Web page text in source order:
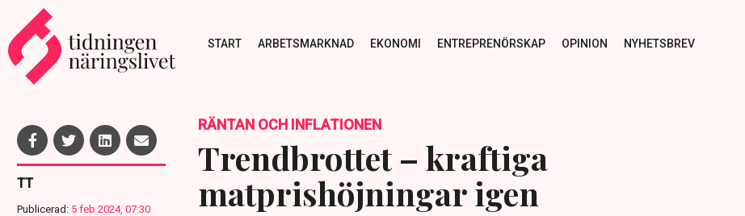
START ARBETSMARKNAD EKONOMI ENTREPRENÖRSKAP OPINION NYHETSBREV
TT
Publicerad: 5 feb 2024, 07:30
RÄNTAN OCH INFLATIONEN
Trendbrottet – kraftiga
matprishöjningar igen